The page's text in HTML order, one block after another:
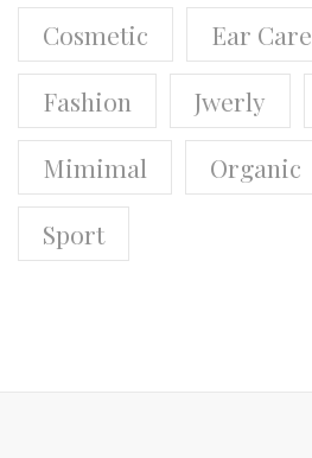
Cosmetic
Ear Care
Fashion
Jwerly
Mimimal
Organic
Sport